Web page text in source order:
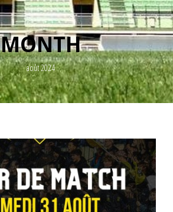
MONTH
août 2024